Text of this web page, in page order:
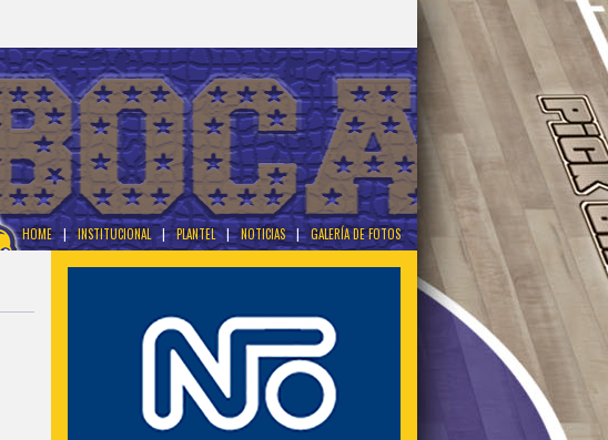
HOME | INSTITUCIONAL | PLANTEL | NOTICIAS | GALERÍA DE FOTOS